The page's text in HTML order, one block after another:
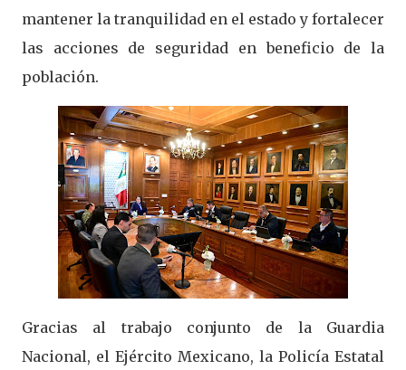
mantener la tranquilidad en el estado y fortalecer
las acciones de seguridad en beneficio de la
población.
Gracias al trabajo conjunto de la Guardia
Nacional, el Ejército Mexicano, la Policía Estatal